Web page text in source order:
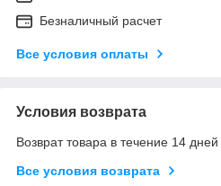
Безналичный расчет
Все условия оплаты
Условия возврата
Возврат товара в течение 14
Все условия возврата